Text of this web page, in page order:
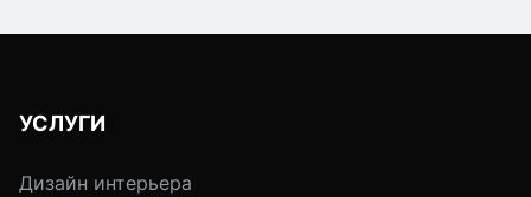
УСЛУГИ
Дизайн интерьера